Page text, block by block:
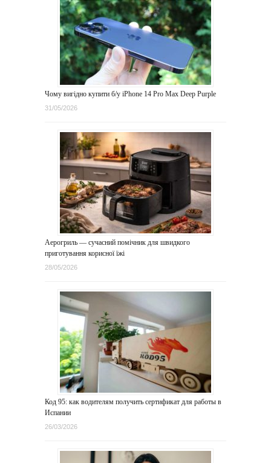
Чому вигідно купити б/у iPhone 14 Pro Max Deep Purple
31/05/2026
Аерогриль — сучасний помічник для швидкого
приготування корисної їжі
28/05/2026
Код 95: как водителям получить сертификат для работы в
Испании
26/03/2026